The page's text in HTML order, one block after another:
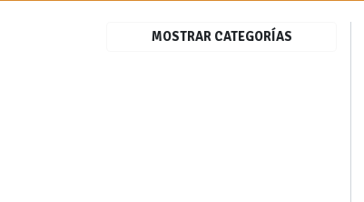
MOSTRAR CATEGORÍAS